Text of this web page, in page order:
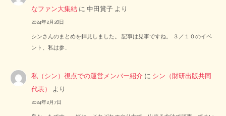
なファン大集結 に中田賞子 より
2024年2月28日
シンさんのまとめを拝見しました。 記事は見事ですね。 ３／１０のイベ
ント、私は参…
私（シン）視点での運営メンバー紹介 に シン（財研出版共同
代表）
より
2024年2月7日